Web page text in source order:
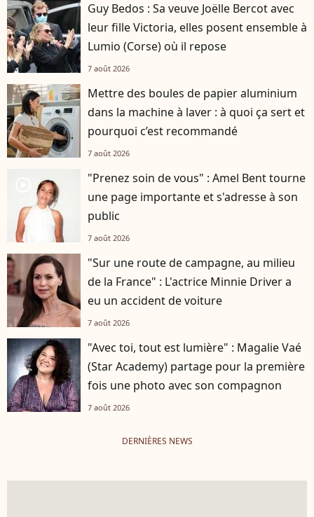
Guy Bedos : Sa veuve Joëlle Bercot avec
leur fille Victoria, elles posent ensemble à
Lumio (Corse) où il repose
7 août 2026
Mettre des boules de papier aluminium
dans la machine à laver : à quoi ça sert et
pourquoi c’est recommandé
7 août 2026
"Prenez soin de vous" : Amel Bent tourne
une page importante et s'adresse à son
public
7 août 2026
"Sur une route de campagne, au milieu
de la France" : L'actrice Minnie Driver a
eu un accident de voiture
7 août 2026
"Avec toi, tout est lumière" : Magalie Vaé
(Star Academy) partage pour la première
fois une photo avec son compagnon
7 août 2026
DERNIÈRES NEWS